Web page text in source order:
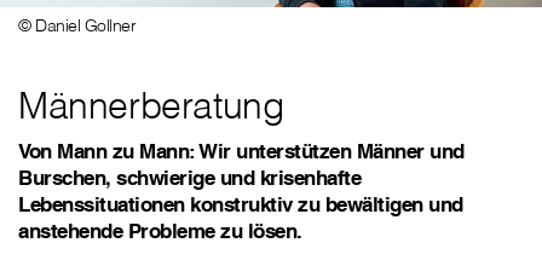
© Daniel Gollner
Männerberatung
Von Mann zu Mann: Wir unterstützen Männer und
Burschen, schwierige und krisenhafte
Lebenssituationen konstruktiv zu bewältigen und
anstehende Probleme zu lösen.